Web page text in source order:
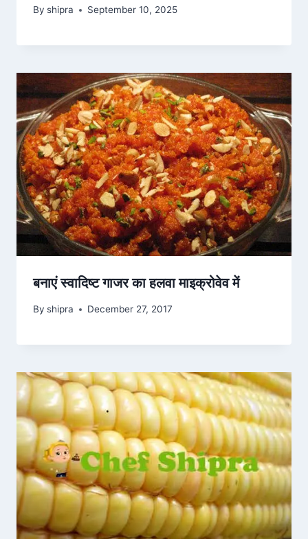
By shipra September 10, 2025
बनाएं स्वादिष्ट गाजर का हलवा माइक्रोवेव में
By shipra December 27, 2017